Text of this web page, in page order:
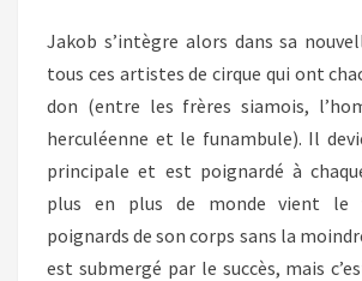
Jakob s’intègre alors dans sa
tous ces artistes de cirque qui ont
don (entre les frères siamois,
herculéenne et le funambule). Il
principale et est poignardé à
plus en plus de monde vient le
poignards de son corps sans la
est submergé par le succès, mais